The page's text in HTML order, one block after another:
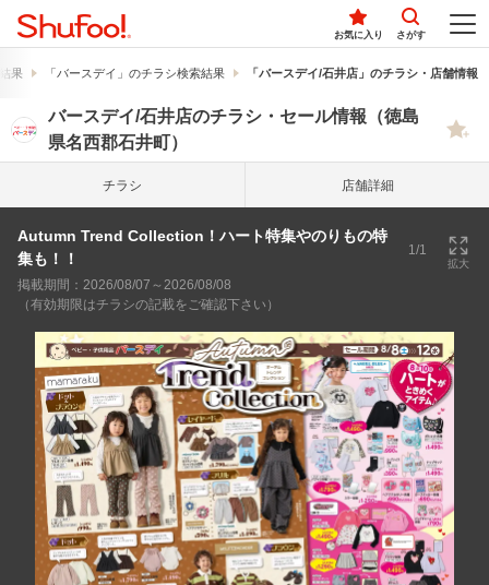
お気に入り さがす
果 「バースデイ」のチラシ検索結果 「バースデイ/石井店」のチラシ・店舗情報
バースデイ/石井店のチラシ・セール情報（徳島
県名西郡石井町）
チラシ 店舗詳細
Autumn Trend Collection！ハート特集やのりもの特
集も！！
1/1
拡大
掲載期間：2026/08/07～2026/08/08
（有効期限はチラシの記載をご確認下さい）